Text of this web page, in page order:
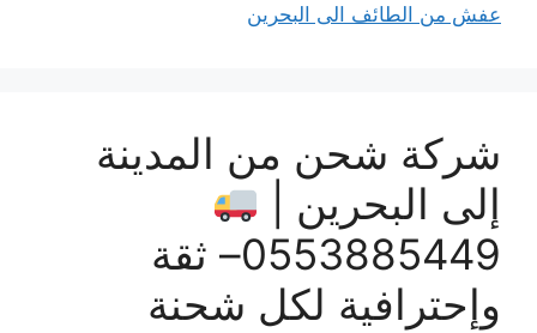
عفش من الطائف الى البحرين
شركة شحن من المدينة
إلى البحرين |
0553885449– ثقة
وإحترافية لكل شحنة